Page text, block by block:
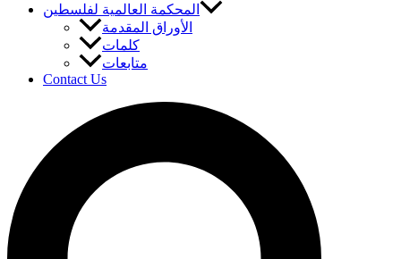
المحكمة العالمية لفلسطين
الأوراق المقدمة
كلمات
متابعات
Contact Us